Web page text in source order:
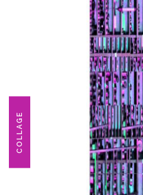
COLLAGE